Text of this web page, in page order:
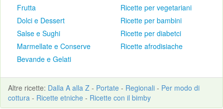
Frutta
Dolci e Dessert
Salse e Sughi
Marmellate e Conserve
Bevande e Gelati
Ricette per vegetariani
Ricette per bambini
Ricette per diabetci
Ricette afrodisiache
Altre ricette: Dalla A alla Z - Portate - Regionali - Per modo di
cottura - Ricette etniche - Ricette con il bimby